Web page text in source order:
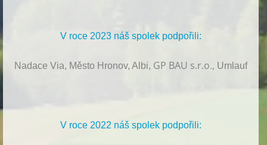
V roce 2023 náš spolek podpořili:
Nadace Via, Město Hronov, Albi, GP BAU s.r.o., Umlauf
V roce 2022 náš spolek podpořili: